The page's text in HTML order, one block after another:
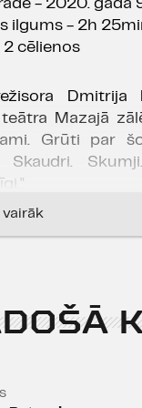
- 2020. gada
ilgums - 2h
cēlienos
Dmitrija
teātra Mazajā
Grūti par
Skaudri.
Undīne Adamaite,
bet ļoti
un elkus no
vairāk